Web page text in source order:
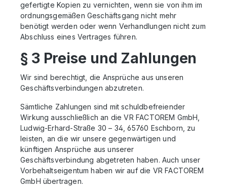
gefertigte Kopien zu vernichten, wenn sie von ihm im
ordnungsgemäßen Geschäftsgang nicht mehr
benötigt werden oder wenn Verhandlungen nicht zum
Abschluss eines Vertrages führen.
§ 3 Preise und Zahlungen
Wir sind berechtigt, die Ansprüche aus unseren
Geschäftsverbindungen abzutreten.
Sämtliche Zahlungen sind mit schuldbefreiender
Wirkung ausschließlich an die VR FACTOREM GmbH,
Ludwig-Erhard-Straße 30 – 34, 65760 Eschborn, zu
leisten, an die wir unsere gegenwärtigen und
künftigen Ansprüche aus unserer
Geschäftsverbindung abgetreten haben. Auch unser
Vorbehaltseigentum haben wir auf die VRFACTOREM
GmbH übertragen.